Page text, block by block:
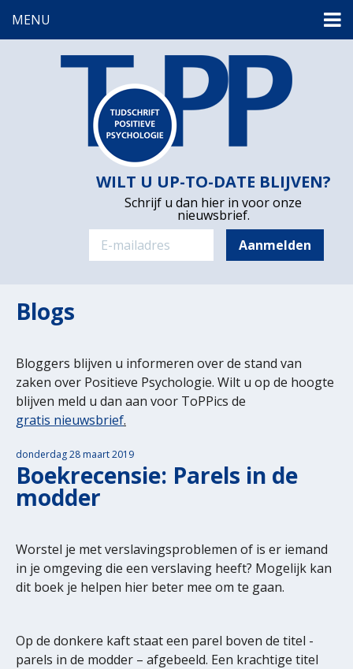
MENU
WILT U UP-TO-DATE BLIJVEN?
Schrijf u dan hier in voor onze
nieuwsbrief.
Blogs
Bloggers blijven u informeren over de stand van
zaken over Positieve Psychologie. Wilt u op de hoogte
blijven meld u dan aan voor ToPPics de
gratis nieuwsbrief.
donderdag 28 maart 2019
Boekrecensie: Parels in de
modder
Worstel je met verslavingsproblemen of is er iemand
in je omgeving die een verslaving heeft? Mogelijk kan
dit boek je helpen hier beter mee om te gaan.
Op de donkere kaft staat een parel boven de titel -
parels in de modder – afgebeeld. Een krachtige titel